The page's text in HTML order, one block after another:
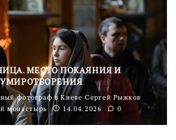
МЕСТО ПОКАЯНИЯ И
УМИРОТВОРЕНИЯ
фотограф в Киеве Сергей Рыжков
монастырь
14.04.2026 0